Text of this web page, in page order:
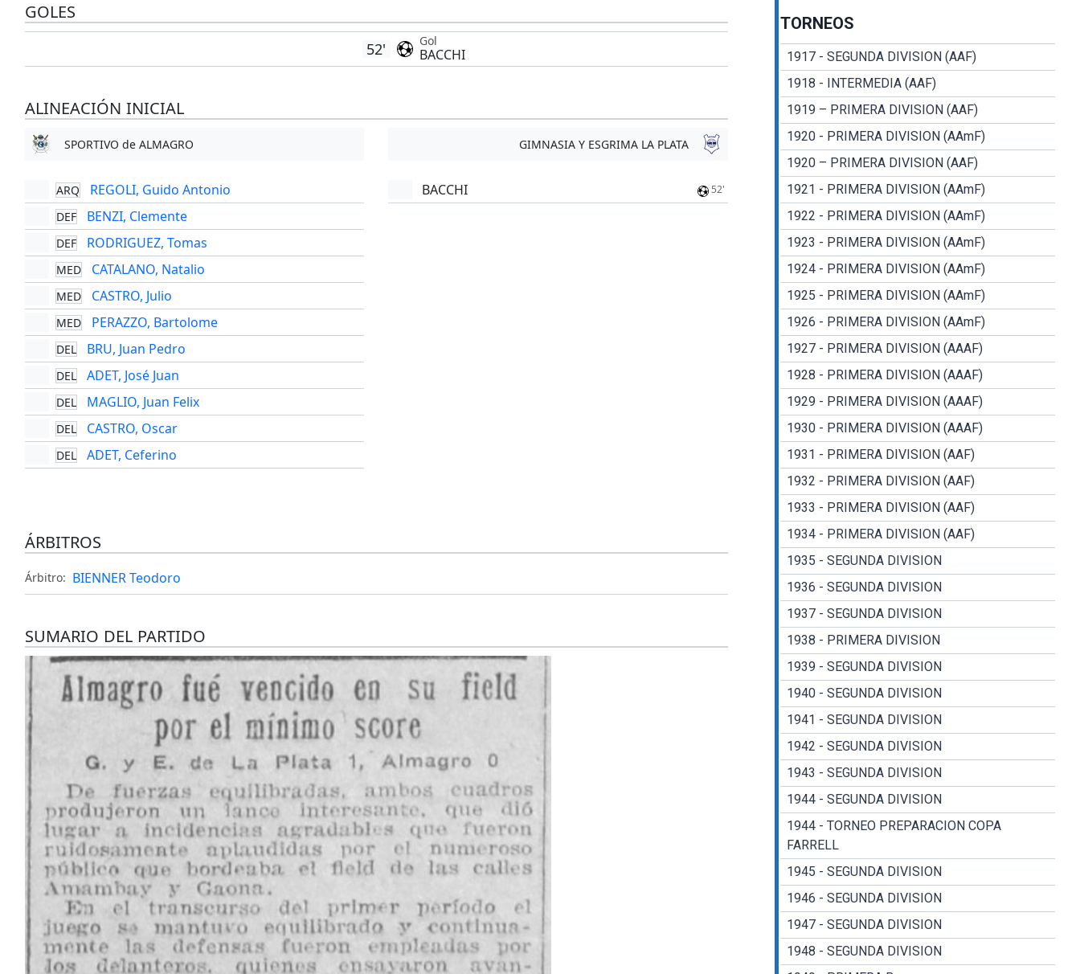
GOLES
52' Gol
BACCHI
ALINEACIÓN INICIAL
SPORTIVO de ALMAGRO
ARQ REGOLI, Guido Antonio
DEF BENZI, Clemente
DEF RODRIGUEZ, Tomas
MED CATALANO, Natalio
MED CASTRO, Julio
MED PERAZZO, Bartolome
DEL BRU, Juan Pedro
DEL ADET, José Juan
DEL MAGLIO, Juan Felix
DEL CASTRO, Oscar
DEL ADET, Ceferino
GIMNASIA Y ESGRIMA LA PLATA
BACCHI 52'
ÁRBITROS
Árbitro: BIENNER Teodoro
SUMARIO DEL PARTIDO
TORNEOS
1917 - SEGUNDA DIVISION (AAF)
1918 - INTERMEDIA (AAF)
1919 – PRIMERA DIVISION (AAF)
1920 - PRIMERA DIVISION (AAmF)
1920 – PRIMERA DIVISION (AAF)
1921 - PRIMERA DIVISION (AAmF)
1922 - PRIMERA DIVISION (AAmF)
1923 - PRIMERA DIVISION (AAmF)
1924 - PRIMERA DIVISION (AAmF)
1925 - PRIMERA DIVISION (AAmF)
1926 - PRIMERA DIVISION (AAmF)
1927 - PRIMERA DIVISION (AAAF)
1928 - PRIMERA DIVISION (AAAF)
1929 - PRIMERA DIVISION (AAAF)
1930 - PRIMERA DIVISION (AAAF)
1931 - PRIMERA DIVISION (AAF)
1932 - PRIMERA DIVISION (AAF)
1933 - PRIMERA DIVISION (AAF)
1934 - PRIMERA DIVISION (AAF)
1935 - SEGUNDA DIVISION
1936 - SEGUNDA DIVISION
1937 - SEGUNDA DIVISION
1938 - PRIMERA DIVISION
1939 - SEGUNDA DIVISION
1940 - SEGUNDA DIVISION
1941 - SEGUNDA DIVISION
1942 - SEGUNDA DIVISION
1943 - SEGUNDA DIVISION
1944 - SEGUNDA DIVISION
1944 - TORNEO PREPARACION COPA
FARRELL
1945 - SEGUNDA DIVISION
1946 - SEGUNDA DIVISION
1947 - SEGUNDA DIVISION
1948 - SEGUNDA DIVISION